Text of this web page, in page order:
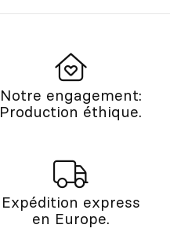
Notre engagement:
Production éthique.
Expédition express
en Europe.